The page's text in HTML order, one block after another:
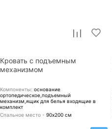
Кровать с подъемным
механизмом
Компоненты: основание
ортопедическое,подъемный
механизм,ящик для белья входящие в
комплект
Спальное место - 90х200 см